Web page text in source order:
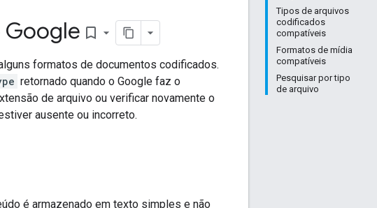
Tipos de arquivos
codificados
compatíveis
Formatos de mídia
compatíveis
Pesquisar por tipo
de arquivo
Google bookmark_border
formatos de documentos codificados.
retornado quando o Google faz o
de arquivo ou verificar novamente o
ausente ou incorreto.
é armazenado em texto simples e não